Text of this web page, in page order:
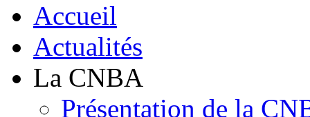
Accueil
Actualités
La CNBA
Présentation de la